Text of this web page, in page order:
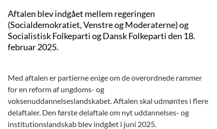
Aftalen blev indgået mellem regeringen
(Socialdemokratiet, Venstre og Moderaterne) og
Socialistisk Folkeparti og Dansk Folkeparti den 18.
februar 2025.
Med aftalen er partierne enige om de overordnede rammer
for en reform af ungdoms- og
voksenuddannelseslandskabet. Aftalen skal udmøntes i flere
delaftaler. Den første delaftale om nyt uddannelses- og
institutionslandskab blev indgået i juni 2025.